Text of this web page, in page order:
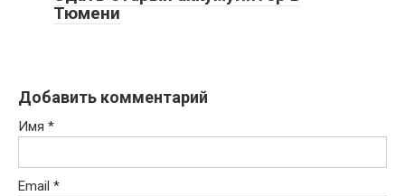
Тюмени
Добавить комментарий
Имя *
Email *